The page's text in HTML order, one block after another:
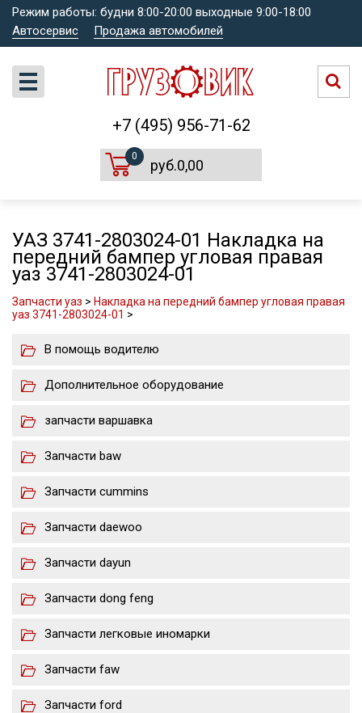
Режим работы: будни 8:00-20:00 выходные 9:00-18:00
Автосервис
Продажа автомобилей
+7 (495) 956-71-62
0
руб.0,00
УАЗ 3741-2803024-01 Накладка на
передний бампер угловая правая
уаз 3741-2803024-01
Запчасти уаз > Накладка на передний бампер угловая правая
уаз 3741-2803024-01 >
В помощь водителю
Дополнительное оборудование
запчасти варшавка
Запчасти baw
Запчасти cummins
Запчасти daewoo
Запчасти dayun
Запчасти dong feng
Запчасти легковые иномарки
Запчасти faw
Запчасти ford